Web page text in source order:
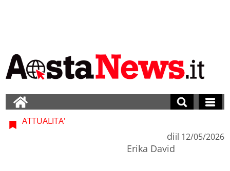
ATTUALITA'
di
Erika David
il 12/05/2026